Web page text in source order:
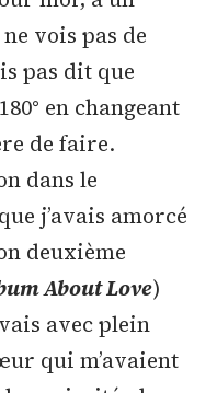
vois pas de
pas dit que
en changeant
de faire.
dans le
j’avais amorcé
deuxième
About Love)
avec plein
qui m’avaient